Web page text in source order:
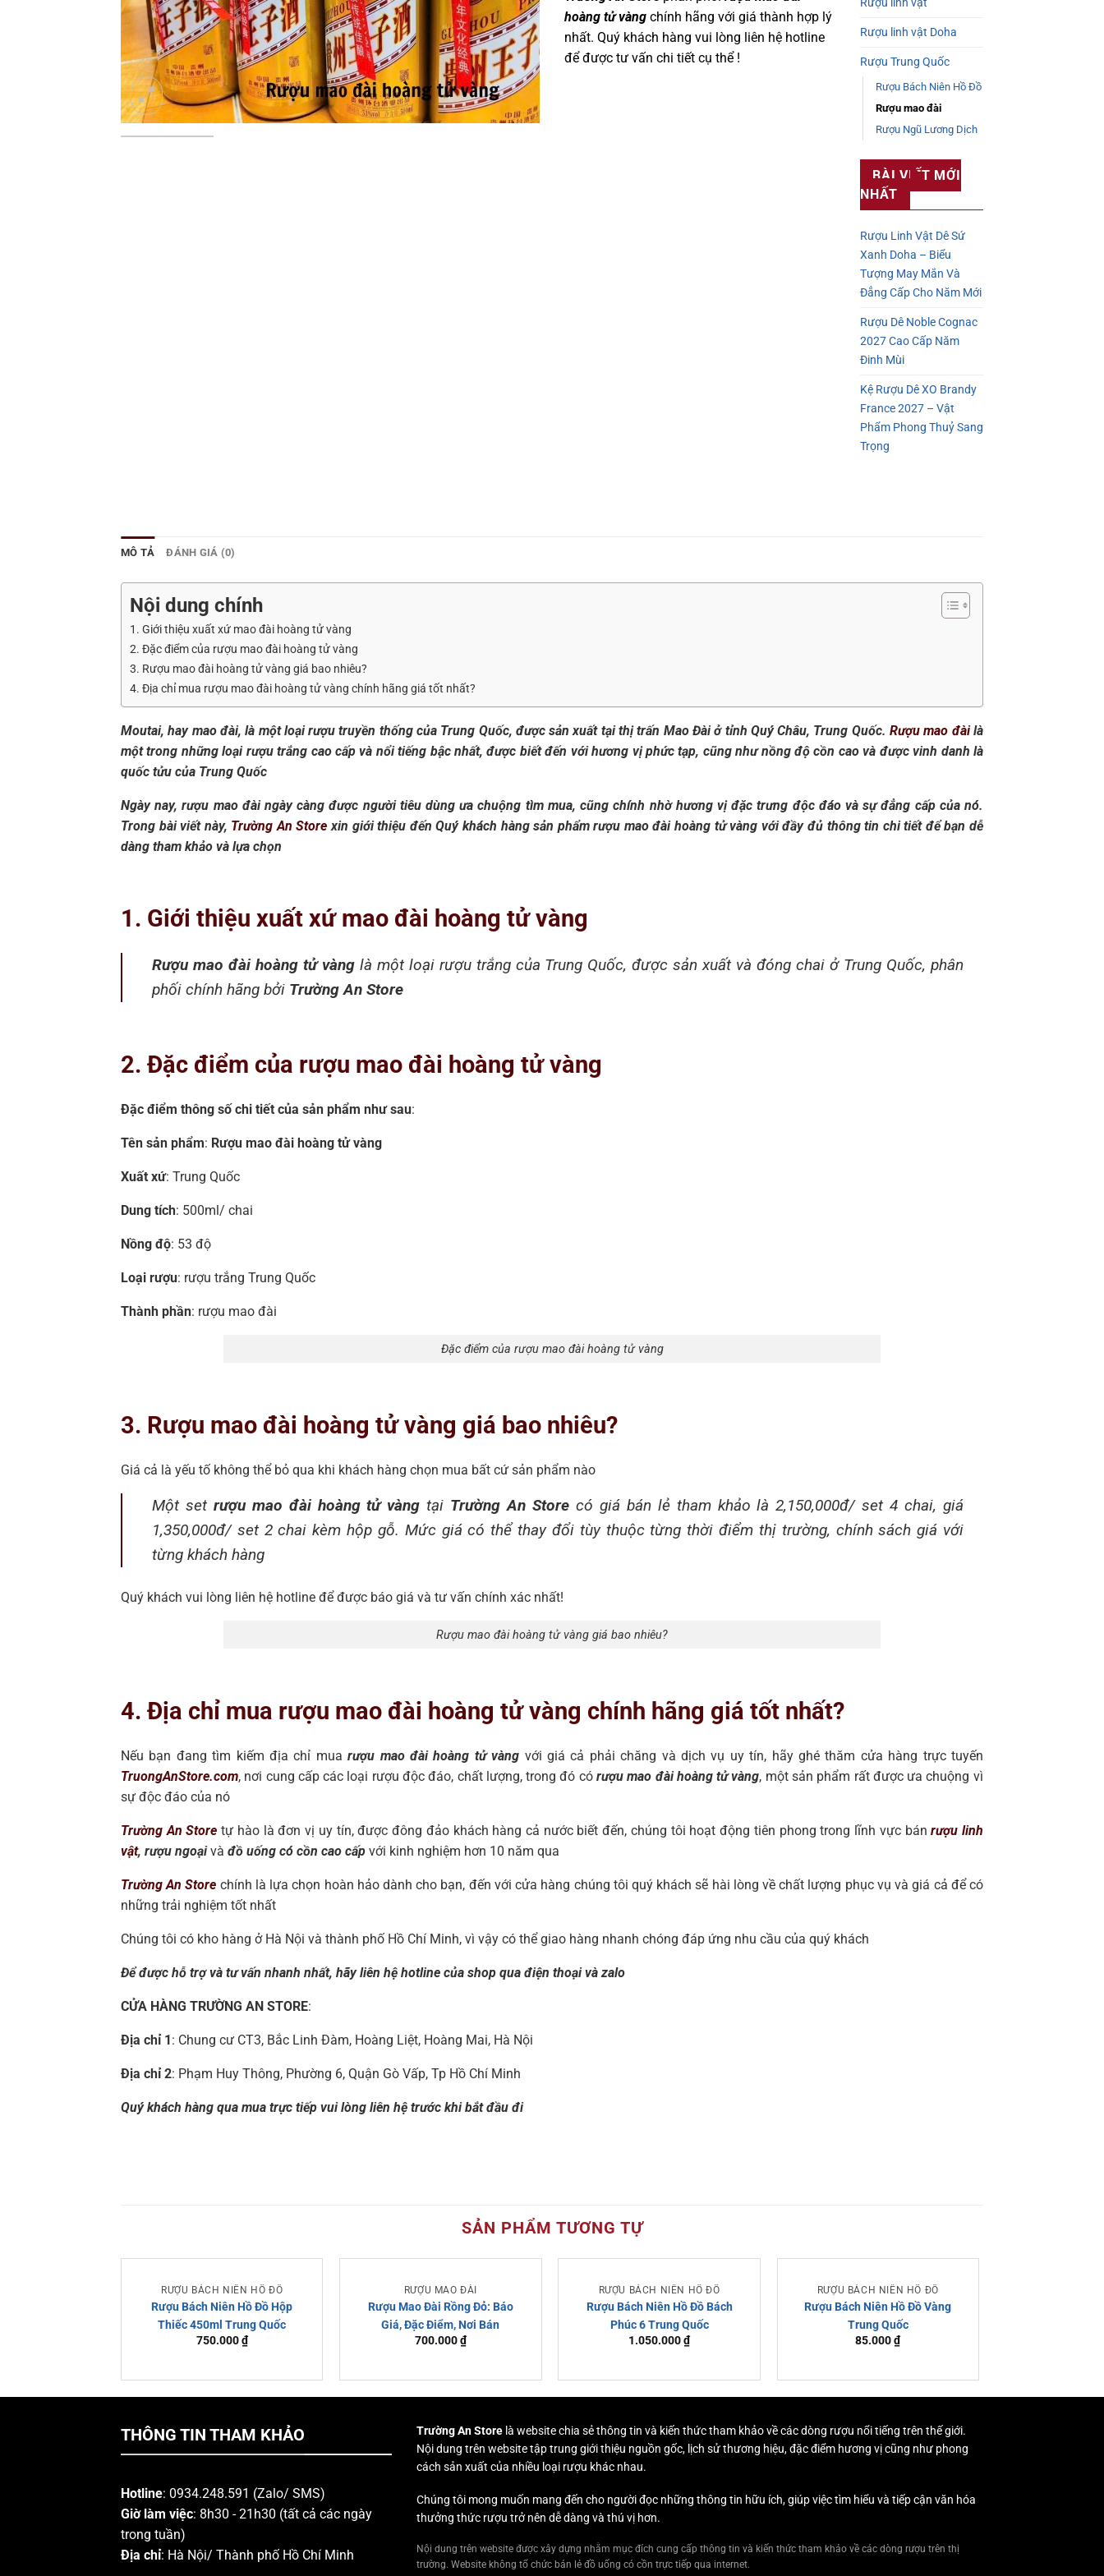
hoàng tử vàng chính hãng với giá thành hợp lý
nhất. Quý khách hàng vui lòng liên hệ hotline
để được tư vấn chi tiết cụ thể !
Rượu linh vật
Rượu linh vật Doha
Rượu Trung Quốc
Rượu Bách Niên Hồ Đồ
Rượu mao đài
Rượu Ngũ Lương Dịch
BÀI VIẾT MỚI
NHẤT
Rượu Linh Vật Dê Sứ
Xanh Doha – Biểu
Tượng May Mắn Và
Đẳng Cấp Cho Năm Mới
Rượu Dê Noble Cognac
2027 Cao Cấp Năm
Đinh Mùi
Kệ Rượu Dê XO Brandy
France 2027 – Vật
Phẩm Phong Thuỷ Sang
Trọng
MÔ TẢ ĐÁNH GIÁ (0)
Nội dung chính
1. Giới thiệu xuất xứ mao đài hoàng tử vàng
2. Đặc điểm của rượu mao đài hoàng tử vàng
3. Rượu mao đài hoàng tử vàng giá bao nhiêu?
4. Địa chỉ mua rượu mao đài hoàng tử vàng chính hãng giá tốt nhất?
Moutai, hay mao đài, là một loại rượu truyền thống của Trung Quốc, được sản xuất tại thị trấn Mao Đài ở tỉnh Quý Châu, Trung Quốc.Rượu mao đàilà
một trong những loại rượu trắng cao cấp và nổi tiếng bậc nhất, được biết đến với hương vị phức tạp, cũng như nồng độ cồn cao và được vinh danh là
quốc tửu của Trung Quốc
Ngày nay, rượu mao đài ngày càng được người tiêu dùng ưa chuộng tìm mua, cũng chính nhờ hương vị đặc trưng độc đáo và sự đẳng cấp của nó.
Trong bài viết này, Trường An Store xin giới thiệu đến Quý khách hàng sản phẩm rượu mao đài hoàng tử vàng với đầy đủ thông tin chi tiết để bạn dễ
dàng tham khảo và lựa chọn
1. Giới thiệu xuất xứ mao đài hoàng tử vàng
Rượu mao đài hoàng tử vàng là một loại rượu trắng của Trung Quốc, được sản xuất và đóng chai ở Trung Quốc, phân
phối chính hãng bởi Trường An Store
2. Đặc điểm của rượu mao đài hoàng tử vàng
Đặc điểm thông số chi tiết của sản phẩm như sau:
Tên sản phẩm: Rượu mao đài hoàng tử vàng
Xuất xứ: Trung Quốc
Dung tích: 500ml/ chai
Nồng độ: 53 độ
Loại rượu: rượu trắng Trung Quốc
Thành phần: rượu mao đài
Đặc điểm của rượu mao đài hoàng tử vàng
3. Rượu mao đài hoàng tử vàng giá bao nhiêu?
Giá cả là yếu tố không thể bỏ qua khi khách hàng chọn mua bất cứ sản phẩm nào
Một set rượu mao đài hoàng tử vàngtại Trường An Store có giá bán lẻ tham khảo là 2,150,000đ/ set 4 chai, giá
1,350,000đ/ set 2 chai kèm hộp gỗ. Mức giá có thể thay đổi tùy thuộc từng thời điểm thị trường, chính sách giá với
từng khách hàng
Quý khách vui lòng liên hệ hotline để được báo giá và tư vấn chính xác nhất!
Rượu mao đài hoàng tử vàng giá bao nhiêu?
4. Địa chỉ mua rượu mao đài hoàng tử vàng chính hãng giá tốt nhất?
Nếu bạn đang tìm kiếm địa chỉ muarượu mao đài hoàng tử vàng với giá cả phải chăng và dịch vụ uy tín, hãy ghé thăm cửa hàng trực tuyến
TruongAnStore.com, nơi cung cấp các loại rượu độc đáo, chất lượng, trong đó có rượu mao đài hoàng tử vàng, một sản phẩm rất được ưa chuộng vì
sự độc đáo của nó
Trường An Store tự hào là đơn vị uy tín, được đông đảo khách hàng cả nước biết đến, chúng tôi hoạt động tiên phong trong lĩnh vực bánrượu linh
vật, rượu ngoạivà đồ uống có cồn cao cấp với kinh nghiệm hơn 10 năm qua
Trường An Store chính là lựa chọn hoàn hảo dành cho bạn, đến với cửa hàng chúng tôi quý khách sẽ hài lòng về chất lượng phục vụ và giá cả để có
những trải nghiệm tốt nhất
Chúng tôi có kho hàng ở Hà Nội và thành phố Hồ Chí Minh, vì vậy có thể giao hàng nhanh chóng đáp ứng nhu cầu của quý khách
Để được hỗ trợ và tư vấn nhanh nhất, hãy liên hệ hotline của shop qua điện thoại và zalo
CỬA HÀNG TRƯỜNG AN STORE:
Địa chỉ 1: Chung cư CT3, Bắc Linh Đàm, Hoàng Liệt, Hoàng Mai, Hà Nội
Địa chỉ 2: Phạm Huy Thông, Phường 6, Quận Gò Vấp, Tp Hồ Chí Minh
Quý khách hàng qua mua trực tiếp vui lòng liên hệ trước khi bắt đầu đi
SẢN PHẨM TƯƠNG TỰ
RƯỢU BÁCH NIÊN HỒ ĐỒ
Rượu Bách Niên Hồ Đồ Hộp
Thiếc 450ml Trung Quốc
750.000₫
RƯỢU MAO ĐÀI
Rượu Mao Đài Rồng Đỏ: Báo
Giá, Đặc Điểm, Nơi Bán
700.000₫
RƯỢU BÁCH NIÊN HỒ ĐỒ
Rượu Bách Niên Hồ Đồ Bách
Phúc 6 Trung Quốc
1.050.000₫
RƯỢU BÁCH NIÊN HỒ ĐỒ
Rượu Bách Niên Hồ Đồ Vàng
Trung Quốc
85.000₫
THÔNG TIN THAM KHẢO
Hotline: 0934.248.591 (Zalo/ SMS)
Giờ làm việc: 8h30 - 21h30 (tất cả các ngày
trong tuần)
Địa chỉ: Hà Nội/ Thành phố Hồ Chí Minh
Trường An Store là website chia sẻ thông tin và kiến thức tham khảo về các dòng rượu nổi tiếng trên thế giới.
Nội dung trên website tập trung giới thiệu nguồn gốc, lịch sử thương hiệu, đặc điểm hương vị cũng như phong
cách sản xuất của nhiều loại rượu khác nhau.
Chúng tôi mong muốn mang đến cho người đọc những thông tin hữu ích, giúp việc tìm hiểu và tiếp cận văn hóa
thưởng thức rượu trở nên dễ dàng và thú vị hơn.
Nội dung trên website được xây dựng nhằm mục đích cung cấp thông tin và kiến thức tham khảo về các dòng rượu trên thị
trường. Website không tổ chức bán lẻ đồ uống có cồn trực tiếp qua internet.